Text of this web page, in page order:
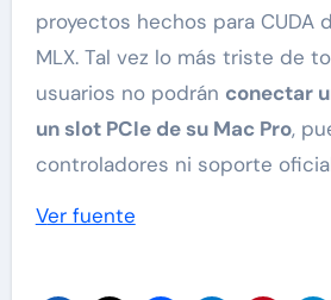
proyectos hechos para CUDA
MLX. Tal vez lo más triste de
usuarios no podrán conectar
un slot PCIe de su Mac Pro,
controladores ni soporte
Ver fuente